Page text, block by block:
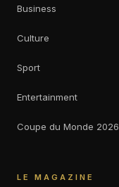
Business
Culture
Sport
Entertainment
Coupe du Monde 2026
LE MAGAZINE